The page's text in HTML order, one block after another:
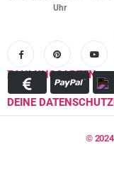
Uhr
ZAHLUNGSARTEN
DEINE
©